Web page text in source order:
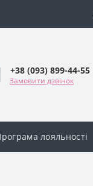
+38 (093) 899-44-55
Замовити дзвінок
лояльності